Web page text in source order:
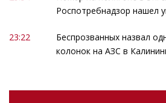
Роспотребнадзор нашел
23:22
Беспрозванных назвал
колонок на АЗС в